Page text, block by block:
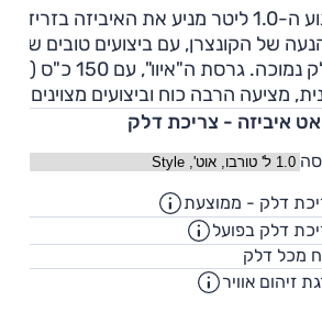
מנוע ה-1.0 ליטר מניע את האיביזה
של הקונצרן, עם ביצועים טובים
מציעה הרבה כוח וביצועים מצוינים.
איביזה - צריכת דלק
דלק - ממוצעת
דלק בפועל
מכל דלק
זיהום אוויר